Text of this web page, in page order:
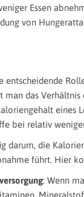
Essen
von
man das
eines
bei relativ
darum, die
führt. Hier
: Wenn